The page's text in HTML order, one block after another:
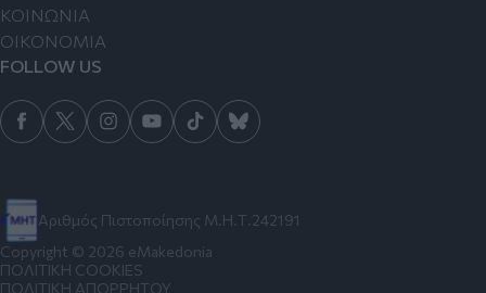
Αριθμός Πιστοποίησης Μ.Η.Τ.242191
ΚΟΙΝΩΝΙΑ
ΟΙΚΟΝΟΜΙΑ
FOLLOW US
Copyright © 2026 eMakedonia
ΠΟΛΙΤΙΚΗ COOKIES
ΠΟΛΙΤΙΚΗ ΑΠΟΡΡΗΤΟΥ